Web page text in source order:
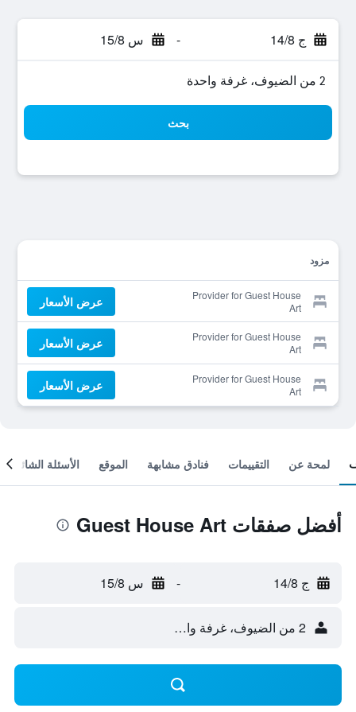
ج 14/8 - س 15/8
2 من الضيوف، غرفة واحدة
بحث
مزود
Provider for Guest House
Art
عرض الأسعار
Provider for Guest House
Art
عرض الأسعار
Provider for Guest House
Art
عرض الأسعار
لمحة عن التقييمات فنادق مشابهة الموقع الأسئلة الشائعة
أفضل صفقات Guest House Art
ج 14/8 - س 15/8
2 من الضيوف، غرفة واحدة